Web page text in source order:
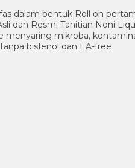
dalam bentuk Roll on
dan Resmi Tahitian Noni
menyaring mikroba,
bisfenol dan EA-free